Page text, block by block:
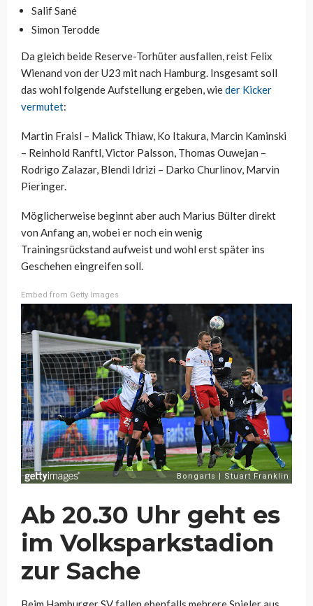
Salif Sané
Simon Terodde
Da gleich beide Reserve-Torhüter ausfallen, reist Felix
Wienand von der U23 mit nach Hamburg. Insgesamt soll
das wohl folgende Aufstellung ergeben, wieder Kicker
vermutet:
Martin Fraisl – Malick Thiaw, Ko Itakura, Marcin Kaminski
– Reinhold Ranftl, Victor Palsson, Thomas Ouwejan –
Rodrigo Zalazar, Blendi Idrizi – Darko Churlinov, Marvin
Pieringer.
Möglicherweise beginnt aber auch Marius Bülter direkt
von Anfang an, wobei er noch ein wenig
Trainingsrückstand aufweist und wohl erst später ins
Geschehen eingreifen soll.
Embed from Getty Images
Ab 20.30 Uhr geht es
im Volksparkstadion
zur Sache